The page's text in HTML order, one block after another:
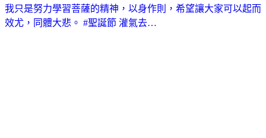
我只是努力學習菩薩的精神，以身作則，希望讓大家可以起而
效尤，同體大悲。 #聖誕節 灌氣去…